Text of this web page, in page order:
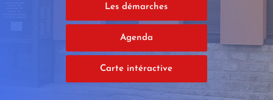
Les démarches
Agenda
Carte intéractive